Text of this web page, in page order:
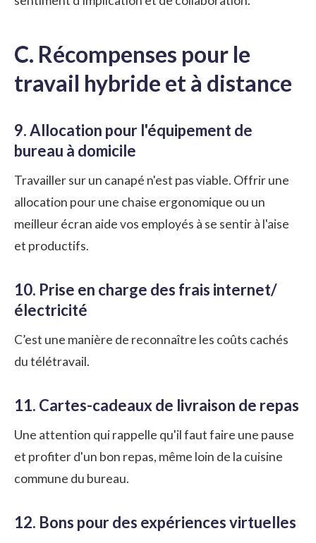
C. Récompenses pour le
travail hybride et à distance
9. Allocation pour l'équipement de
bureau à domicile
Travailler sur un canapé n'est pas viable. Offrir une
allocation pour une chaise ergonomique ou un
meilleur écran aide vos employés à se sentir à l'aise
et productifs.
10. Prise en charge des frais internet/
électricité
C’est une manière de reconnaître les coûts cachés
du télétravail.
11. Cartes-cadeaux de livraison de repas
Une attention qui rappelle qu'il faut faire une pause
et profiter d'un bon repas, même loin de la cuisine
commune du bureau.
12. Bons pour des expériences virtuelles